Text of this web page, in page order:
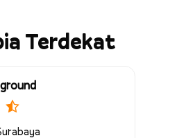
Terdekat